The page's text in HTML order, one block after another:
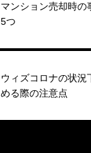
マンション売却時の
5つ
ウィズコロナの状況
める際の注意点